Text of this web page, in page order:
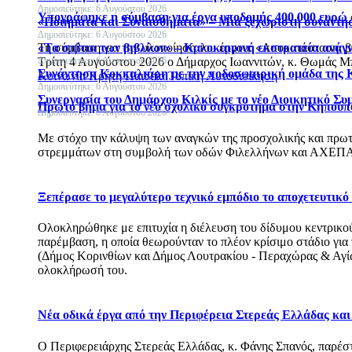
Υπογράφηκε η σύμβαση για έργα υποδομής 400.000
Τη σύμβαση για την υλοποίηση του έργου:
Τρίτη 4 Αυγούστου 2026 ο Δήμαρχος Ιωαννιτών, κ. Θωμάς
ΚοινωνίαΚρήτηΠαιδείαΤοπική Αυτοδιοίκηση
Πρώτο βήμα για το νέο σχολικό συγκρότημα στην
Με στόχο την κάλυψη των αναγκών της προσχολικής και
στρεμμάτων στη συμβολή των οδών Φιλελλήνων και
Ξεπέρασε το μεγαλύτερο τεχνικό εμπόδιο το
Ολοκληρώθηκε με επιτυχία η διέλευση του δίδυμου
παρέμβαση, η οποία θεωρούνταν το πλέον κρίσιμο στάδιο
(Δήμος Κορινθίων και Δήμος Λουτρακίου - Περαχώρας &
ολοκλήρωσή του.
Νέα οδικά έργα από την Περιφέρεια Στερεάς Ελλάδας
Ο Περιφερειάρχης Στερεάς Ελλάδας, κ. Φάνης Σπανός,
Δημοσιεύτηκε: 6 Αυγούστου 2026
«Ποιήματα και Συναισθήματα» – Μια ξεχωριστή
Δημοσιεύτηκε: 6 Αυγούστου 2026
«Τα σπίτια των βιβλίων» – Καλοκαιρινή εκστρατεία
Δημοσιεύτηκε: 6 Αυγούστου 2026
Συνάντηση Κοκκαλιάρη με την ποδοσφαιρική ομάδα της
Δημοσιεύτηκε: 6 Αυγούστου 2026
Συνεργασία του Δημάρχου Κιλκίς με το νέο Διοικητικό
Δημοσιεύτηκε: 6 Αυγούστου 2026